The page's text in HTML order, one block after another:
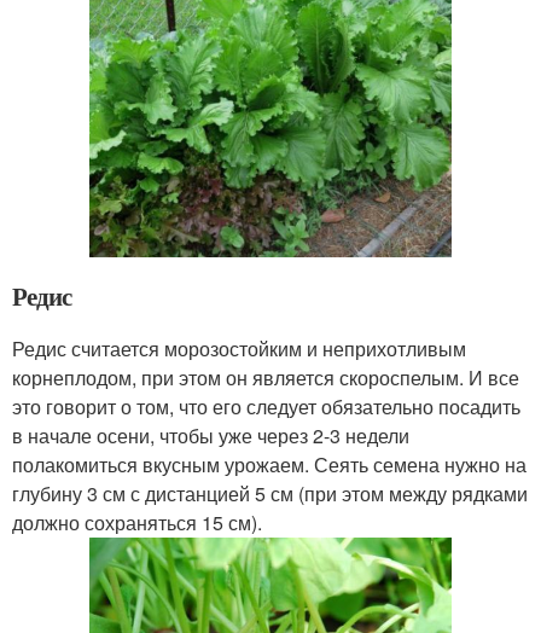
Редис
Редис считается морозостойким и неприхотливым
корнеплодом, при этом он является скороспелым. И все
это говорит о том, что его следует обязательно посадить
в начале осени, чтобы уже через 2-3 недели
полакомиться вкусным урожаем. Сеять семена нужно на
глубину 3 см с дистанцией 5 см (при этом между рядками
должно сохраняться 15 см).